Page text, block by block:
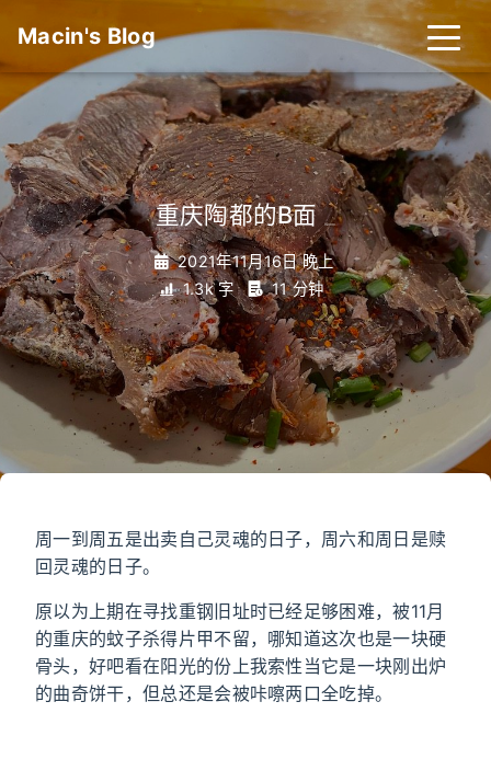
Macin's Blog
重庆陶都的B面_
2021年11月16日 晚上
1.3k 字
11 分钟
周一到周五是出卖自己灵魂的日子，周六和周日是赎
回灵魂的日子。
原以为上期在寻找重钢旧址时已经足够困难，被11月
的重庆的蚊子杀得片甲不留，哪知道这次也是一块硬
骨头，好吧看在阳光的份上我索性当它是一块刚出炉
的曲奇饼干，但总还是会被咔嚓两口全吃掉。